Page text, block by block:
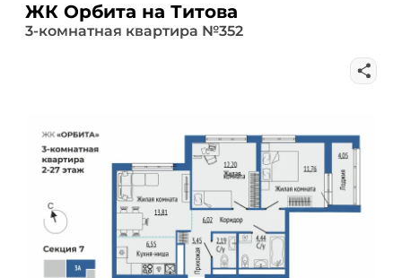
ЖК Орбита на Титова
3-комнатная квартира №352